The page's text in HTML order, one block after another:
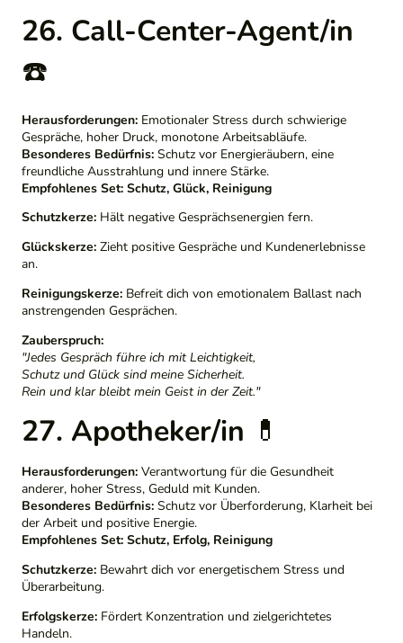
26. Call-Center-Agent/in
☎️
Herausforderungen: Emotionaler Stress durch schwierige
Gespräche, hoher Druck, monotone Arbeitsabläufe.
Besonderes Bedürfnis: Schutz vor Energieräubern, eine
freundliche Ausstrahlung und innere Stärke.
Empfohlenes Set: Schutz, Glück, Reinigung
Schutzkerze: Hält negative Gesprächsenergien fern.
Glückskerze: Zieht positive Gespräche und Kundenerlebnisse
an.
Reinigungskerze: Befreit dich von emotionalem Ballast nach
anstrengenden Gesprächen.
Zauberspruch:
"Jedes Gespräch führe ich mit Leichtigkeit,
Schutz und Glück sind meine Sicherheit.
Rein und klar bleibt mein Geist in der Zeit."
27. Apotheker/in 💊
Herausforderungen: Verantwortung für die Gesundheit
anderer, hoher Stress, Geduld mit Kunden.
Besonderes Bedürfnis: Schutz vor Überforderung, Klarheit bei
der Arbeit und positive Energie.
Empfohlenes Set: Schutz, Erfolg, Reinigung
Schutzkerze: Bewahrt dich vor energetischem Stress und
Überarbeitung.
Erfolgskerze: Fördert Konzentration und zielgerichtetes
Handeln.